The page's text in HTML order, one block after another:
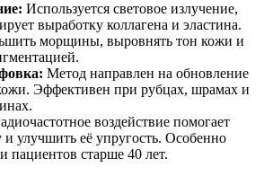
Используется световое излучение,
выработку коллагена и эластина.
морщины, выровнять тон кожи и
Метод направлен на обновление
Эффективен при рубцах, шрамах и
воздействие помогает
и улучшить её упругость. Особенно
пациентов старше 40 лет.